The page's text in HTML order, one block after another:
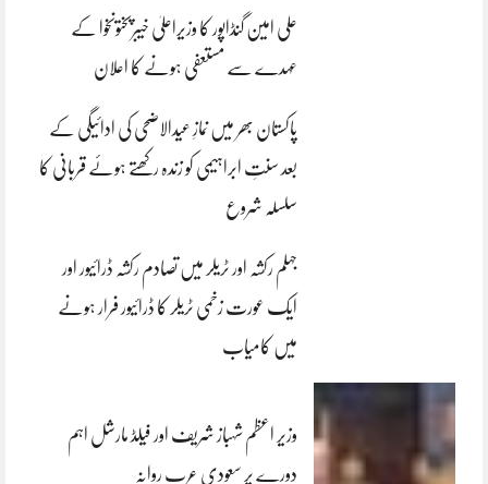
علی امین گنڈاپور کا وزیراعلیٰ خیبرپختونخوا کے
عہدے سے مستعفی ہونے کا اعلان
پاکستان بھر میں نمازِ عیدالاضحی کی ادائیگی کے
بعد سنتِ ابراہیمی کو زندہ رکھتے ہوئے قربانی کا
سلسلہ شروع
جہلم رکشہ اور ٹریلر میں تصادم رکشہ ڈرائیور اور
ایک عورت زخمی ٹریلر کا ڈرائیور فرار ہونے
میں کامیاب
وزیر اعظم شہباز شریف اور فیلڈ مارشل اہم
دورے پر سعودی عرب روانہ